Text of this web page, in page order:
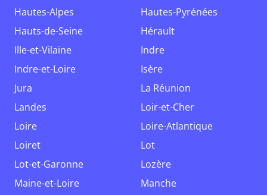
Hautes-Alpes
Hautes-Pyrénées
Hauts-de-Seine
Hérault
Ille-et-Vilaine
Indre
Indre-et-Loire
Isère
Jura
La Réunion
Landes
Loir-et-Cher
Loire
Loire-Atlantique
Loiret
Lot
Lot-et-Garonne
Lozère
Maine-et-Loire
Manche